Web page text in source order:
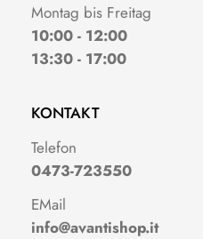
Montag bis Freitag
10:00 - 12:00
13:30 - 17:00
KONTAKT
Telefon
0473-723550
EMail
info@avantishop.it